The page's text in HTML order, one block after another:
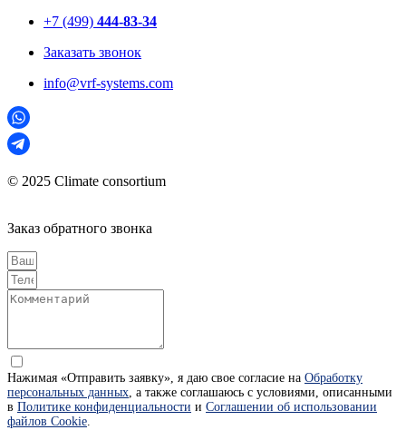
+7 (499) 444-83-34
Заказать звонок
info@vrf-systems.com
© 2025 Climate consortium
Заказ обратного звонка
Нажимая «Отправить заявку», я даю свое согласие на Обработку
персональных данных, а также соглашаюсь с условиями, описанными
в Политике конфиденциальности и Соглашении об использовании
файлов Cookie.